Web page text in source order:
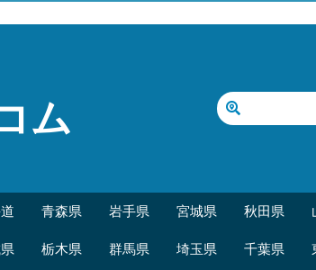
ム
青森県 岩手県 宮城県 秋田県
栃木県 群馬県 埼玉県 千葉県